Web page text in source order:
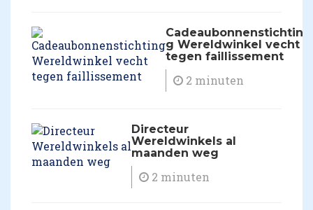
Cadeaubonnenstichtin
g Wereldwinkel vecht
tegen faillissement
2 minuten
Directeur
Wereldwinkels al
maanden weg
2 minuten